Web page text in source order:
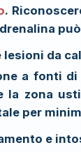
.
lesioni da
a fonti
la zona
per
e